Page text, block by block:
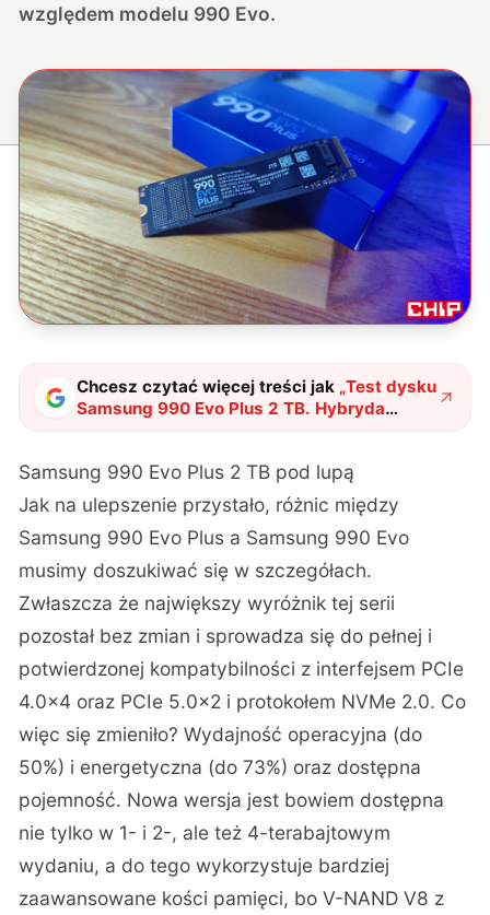
względem modelu 990 Evo.
Chcesz czytać więcej treści jak „Test dysku
Samsung 990 Evo Plus 2 TB. Hybryda
powraca w potężniejszym wydaniu"?
Samsung 990 Evo Plus 2 TB pod lupą
Jak na ulepszenie przystało, różnic między
Samsung 990 Evo Plus a Samsung 990 Evo
musimy doszukiwać się w szczegółach.
Zwłaszcza że największy wyróżnik tej serii
pozostał bez zmian i sprowadza się do pełnej i
potwierdzonej kompatybilności z interfejsem PCIe
4.0×4 oraz PCIe 5.0×2 i protokołem NVMe 2.0. Co
więc się zmieniło? Wydajność operacyjna (do
50%) i energetyczna (do 73%) oraz dostępna
pojemność. Nowa wersja jest bowiem dostępna
nie tylko w 1- i 2-, ale też 4-terabajtowym
wydaniu, a do tego wykorzystuje bardziej
zaawansowane kości pamięci, bo V-NAND V8 z